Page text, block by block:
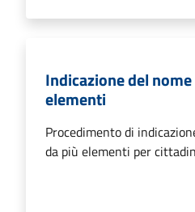
Indicazione del
elementi
Procedimento di
da più elementi per